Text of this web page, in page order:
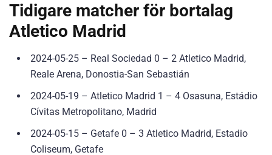
Tidigare matcher för bortalag
Atletico Madrid
2024-05-25 – Real Sociedad 0 – 2 Atletico Madrid,
Reale Arena, Donostia-San Sebastián
2024-05-19 – Atletico Madrid 1 – 4 Osasuna, Estádio
Cívitas Metropolitano, Madrid
2024-05-15 – Getafe 0 – 3 Atletico Madrid, Estadio
Coliseum, Getafe